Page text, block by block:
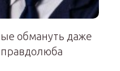
обмануть даже
правдолюба